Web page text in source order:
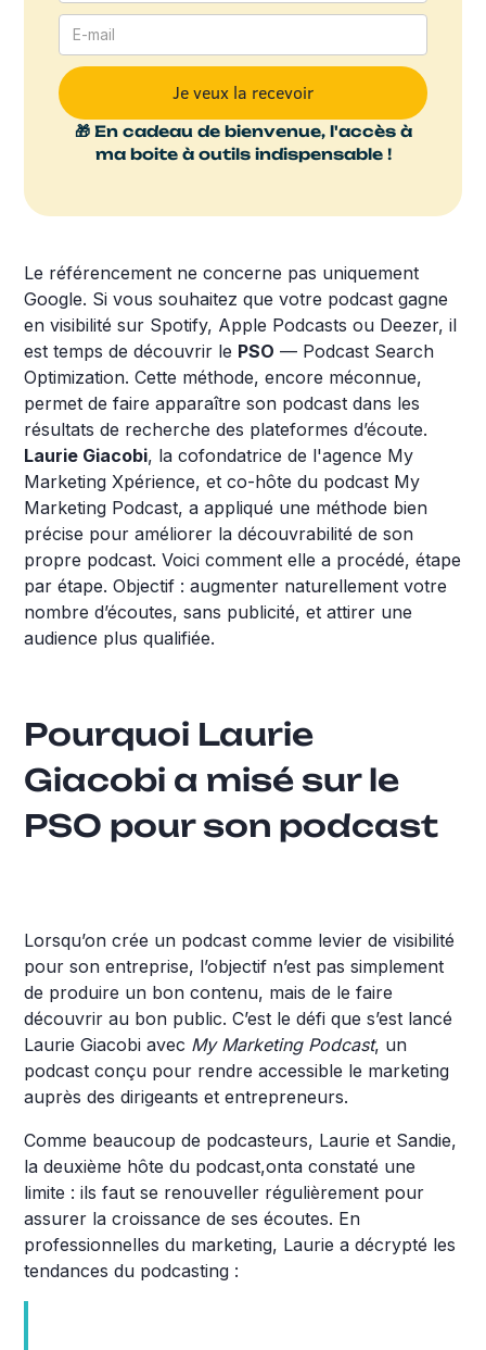
🎁 En cadeau de bienvenue, l'accès à
ma boite à outils indispensable !
Le référencement ne concerne pas uniquement
Google. Si vous souhaitez que votre podcast gagne
en visibilité sur Spotify, Apple Podcasts ou Deezer, il
est temps de découvrir le PSO — Podcast Search
Optimization. Cette méthode, encore méconnue,
permet de faire apparaître son podcast dans les
résultats de recherche des plateformes d’écoute.
Laurie Giacobi, la cofondatrice de l'agence My
Marketing Xpérience, et co-hôte du podcast My
Marketing Podcast, a appliqué une méthode bien
précise pour améliorer la découvrabilité de son
propre podcast. Voici comment elle a procédé, étape
par étape. Objectif : augmenter naturellement votre
nombre d’écoutes, sans publicité, et attirer une
audience plus qualifiée.
Pourquoi Laurie
Giacobi a misé sur le
PSO pour son podcast
Lorsqu’on crée un podcast comme levier de visibilité
pour son entreprise, l’objectif n’est pas simplement
de produire un bon contenu, mais de le faire
découvrir au bon public. C’est le défi que s’est lancé
Laurie Giacobi avec My Marketing Podcast, un
podcast conçu pour rendre accessible le marketing
auprès des dirigeants et entrepreneurs.
Comme beaucoup de podcasteurs, Laurie et Sandie,
la deuxième hôte du podcast,onta constaté une
limite : ils faut se renouveller régulièrement pour
assurer la croissance de ses écoutes. En
professionnelles du marketing, Laurie a décrypté les
tendances du podcasting :